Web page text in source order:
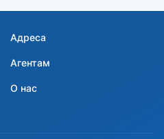
Адреса
Агентам
О нас